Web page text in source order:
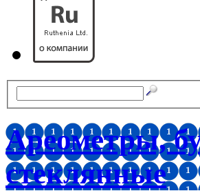
Ареометры,
стеклянные